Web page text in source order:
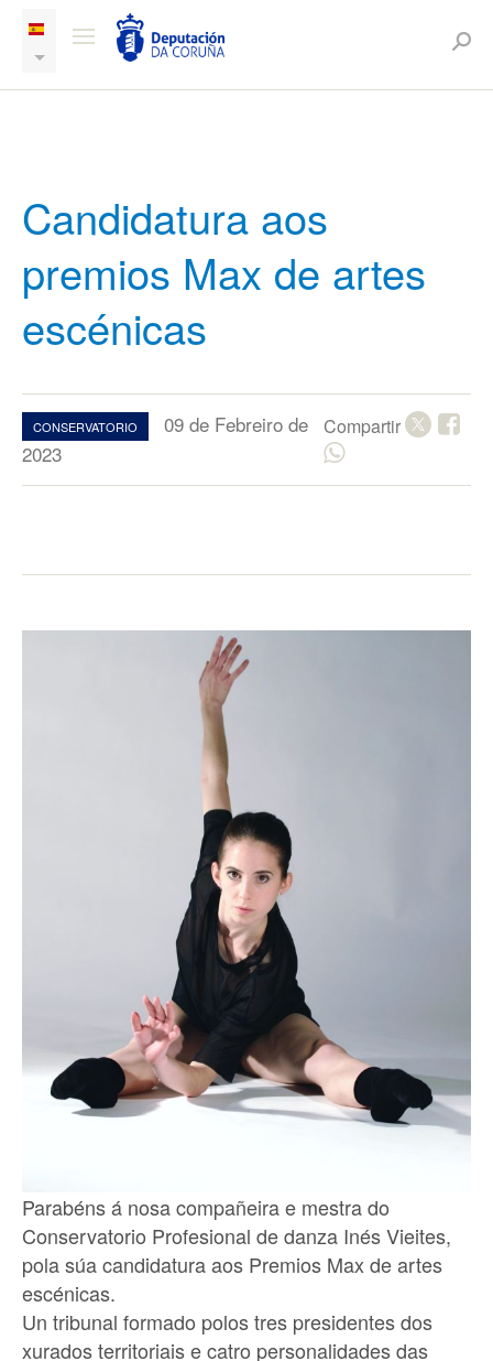
Candidatura aos
premios Max de artes
escénicas
CONSERVATORIO
09 de Febreiro de
2023
Compartir
Parabéns á nosa compañeira e mestra do
Conservatorio Profesional de danza Inés Vieites,
pola súa candidatura aos Premios Max de artes
escénicas.
Un tribunal formado polos tres presidentes dos
xurados territoriais e catro personalidades das